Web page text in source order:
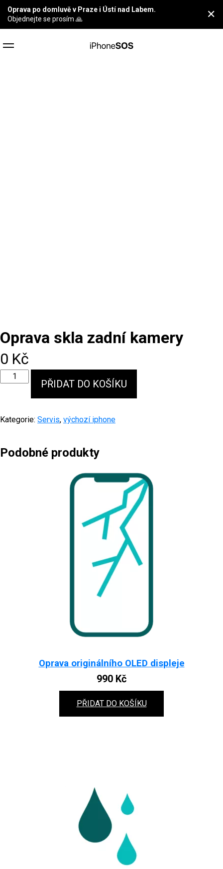
Oprava po domluvě v Praze i Ústí nad Labem.
Objednejte se prosím 🙏
✕
Oprava skla zadní kamery
0 Kč
Oprava
skla
množství
PŘIDAT DO KOŠÍKU
Kategorie: Servis, výchozí iphone
Podobné produkty
Oprava originálního OLED displeje
990 Kč
PŘIDAT DO KOŠÍKU